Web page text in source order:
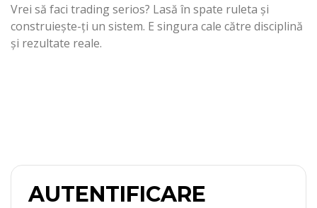
Vrei să faci trading serios? Lasă în spate ruleta și
construiește-ți un sistem. E singura cale către disciplină
și rezultate reale.
AUTENTIFICARE